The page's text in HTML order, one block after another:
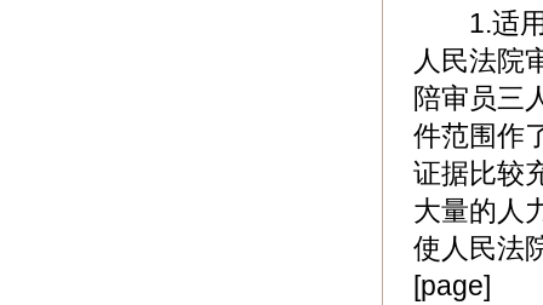
1.适用
人民法院
陪审员三
件范围作
证据比较
大量的人
使人民法
[page]